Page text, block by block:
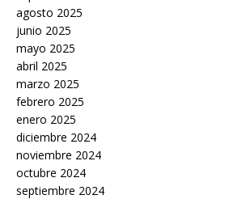
agosto 2025
junio 2025
mayo 2025
abril 2025
marzo 2025
febrero 2025
enero 2025
diciembre 2024
noviembre 2024
octubre 2024
septiembre 2024